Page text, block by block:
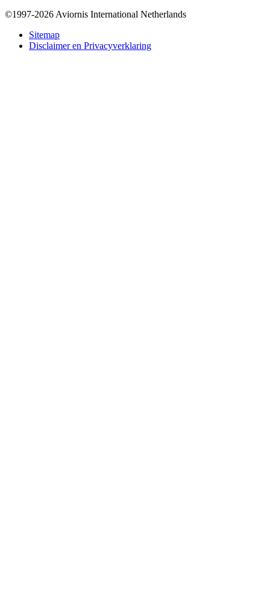
Bottom
©1997-2026 Aviornis International Netherlands
Sitemap
Disclaimer en Privacyverklaring